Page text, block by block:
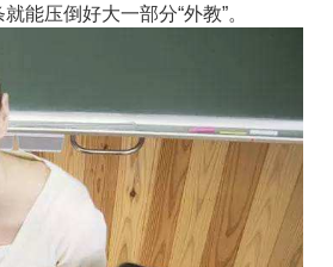
能压倒好大一部分“外教”。